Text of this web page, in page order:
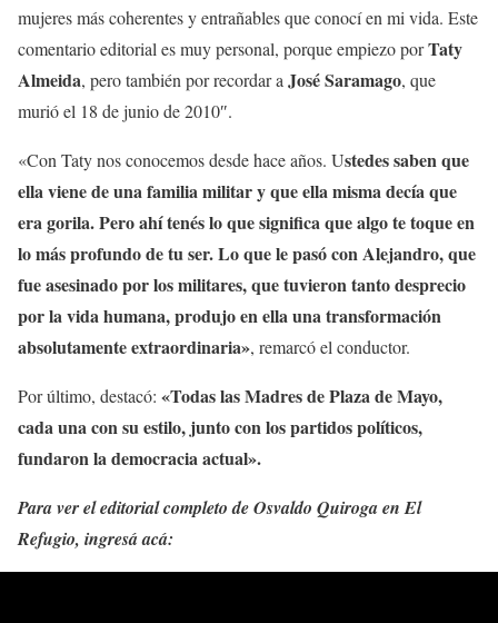
mujeres más coherentes y entrañables que conocí en mi vida. Este
comentario editorial es muy personal, porque empiezo porTaty
Almeida, pero también por recordar aJosé Saramago, que
murió el 18 de junio de 2010″.
«Con Taty nos conocemos desde hace años. Ustedes saben que
ella viene de una familia militar y que ella misma decía que
era gorila. Pero ahí tenés lo que significa que algo te toque en
lo más profundo de tu ser. Lo que le pasó con Alejandro, que
fue asesinado por los militares, que tuvieron tanto desprecio
por la vida humana, produjo en ella una transformación
absolutamente extraordinaria», remarcó el conductor.
Por último, destacó: «Todas las Madres de Plaza de Mayo,
cada una con su estilo, junto con los partidos políticos,
fundaron la democracia actual».
Para ver el editorial completo de Osvaldo Quiroga en El
Refugio, ingresá acá: